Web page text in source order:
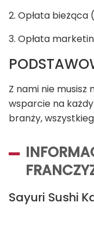
2. Opłata bieżąca
3. Opłata
Z nami nie musisz
wsparcie na
branży,
Sayuri Sushi